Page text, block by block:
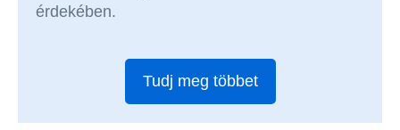
érdekében.
Tudj meg többet